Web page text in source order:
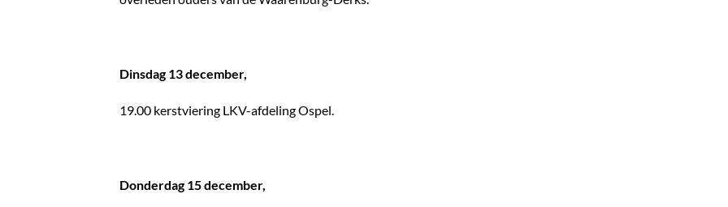
Dinsdag 13 december,
19.00 kerstviering LKV-afdeling Ospel.
Donderdag 15 december,